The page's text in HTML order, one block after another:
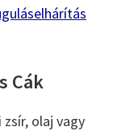
Cák
olaj vagy